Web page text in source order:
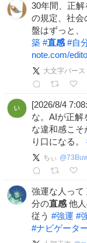
30年間、正
の規定、社会
盤はずっと、
築 #直感 #自
note.com/
大文字バース
[2026/8/4
な。AIが正解
な違和感こそ
り口になる。
ちぃ @
強運な人って
分の直感 他
従う #強運 #
#ナビゲータ